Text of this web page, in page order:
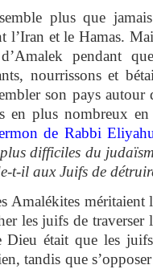
plus que
l’Iran et le Hamas.
pendant
nourrissons et
son pays
en plus nombreux
de Rabbi
difficiles du
t-il aux Juifs de
Amalékites
les juifs de traverser
Dieu était que les
tandis que